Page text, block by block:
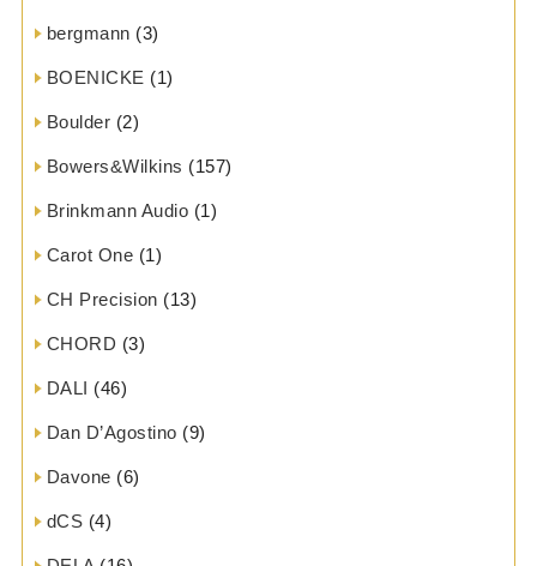
bergmann (3)
BOENICKE (1)
Boulder (2)
Bowers&Wilkins (157)
Brinkmann Audio (1)
Carot One (1)
CH Precision (13)
CHORD (3)
DALI (46)
Dan D’Agostino (9)
Davone (6)
dCS (4)